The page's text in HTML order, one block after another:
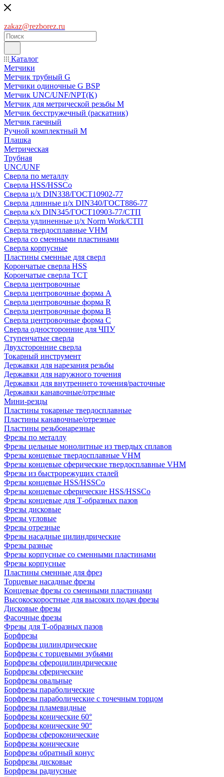
zakaz@rezborez.ru
Каталог
Метчики
Метчик трубный G
Метчики одиночные G BSP
Метчик UNC/UNF/NPT(K)
Метчик для метрической резьбы M
Метчик бесстружечный (раскатник)
Метчик гаечный
Ручной комплектный M
Плашка
Метрическая
Трубная
UNC/UNF
Сверла по металлу
Сверла HSS/HSSCo
Сверла ц/х DIN338/ГОСТ10902-77
Сверла длинные ц/х DIN340/ГОСТ886-77
Сверла к/х DIN345/ГОСТ10903-77/СТП
Сверла удлиненные ц/х Norm Work/СТП
Сверла твердосплавные VHM
Сверла со сменными пластинами
Сверла корпусные
Пластины сменные для сверл
Корончатые сверла HSS
Корончатые сверла TCT
Сверла центровочные
Сверла центровочные форма A
Сверла центровочные форма R
Сверла центровочные форма B
Сверла центровочные форма C
Сверла односторонние для ЧПУ
Ступенчатые сверла
Двухсторонние сверла
Токарный инструмент
Державки для нарезания резьбы
Державки для наружного точения
Державки для внутреннего точения/расточные
Державки канавочные/отрезные
Мини-резцы
Пластины токарные твердосплавные
Пластины канавочные/отрезные
Пластины резьбонарезные
Фрезы по металлу
Фрезы цельные монолитные из твердых сплавов
Фрезы концевые твердосплавные VHM
Фрезы концевые сферические твердосплавные VHM
Фрезы из быстрорежущих сталей
Фрезы концевые HSS/HSSCo
Фрезы концевые сферические HSS/HSSCo
Фрезы концевые для Т-образных пазов
Фрезы дисковые
Фрезы угловые
Фрезы отрезные
Фрезы насадные цилиндрические
Фрезы разные
Фрезы корпусные со сменными пластинами
Фрезы корпусные
Пластины сменные для фрез
Торцевые насадные фрезы
Концевые фрезы со сменными пластинами
Высокоскоростные для высоких подач фрезы
Дисковые фрезы
Фасочные фрезы
Фрезы для Т-образных пазов
Борфрезы
Борфрезы цилиндрические
Борфрезы с торцевыми зубьями
Борфрезы сфероцилиндрические
Борфрезы сферические
Борфрезы овальные
Борфрезы параболические
Борфрезы параболические с точечным торцом
Борфрезы пламевидные
Борфрезы конические 60°
Борфрезы конические 90°
Борфрезы сфероконические
Борфрезы конические
Борфрезы обратный конус
Борфрезы дисковые
Борфрезы радиусные